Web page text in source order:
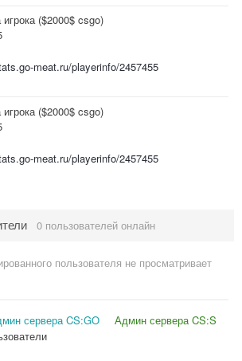
($2000$ csgo)
meat.ru/playerinfo/2457455
($2000$ csgo)
meat.ru/playerinfo/2457455
0 пользователей онлайн
пользователя не просматривает
сервера CS:GO
Админ сервера CS:S